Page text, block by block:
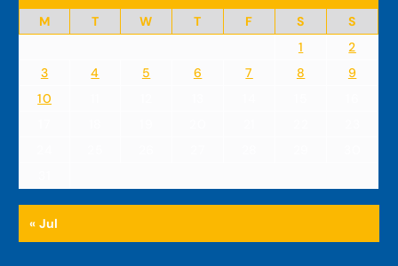
M
T W T F S
S
1
2
3
4 5 6 7 8
9
10
« Jul